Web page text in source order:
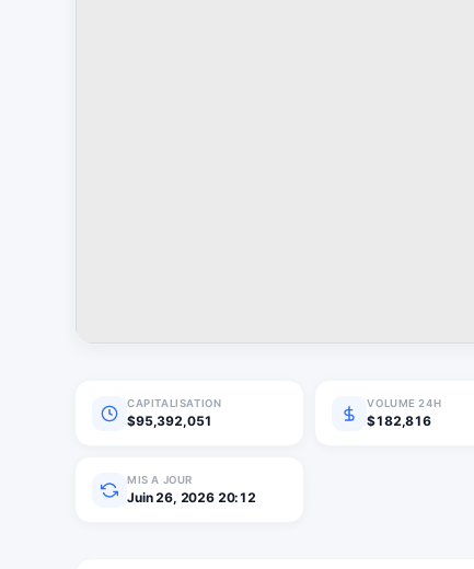
CAPITALISATION
$95,392,051
VOLUME 24H
$182,816
MIS A JOUR
Juin 26, 2026 20:12